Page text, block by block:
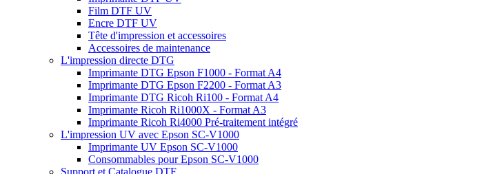
Film DTF UV
Encre DTF UV
Tête d'impression et accessoires
Accessoires de maintenance
L'impression directe DTG
Imprimante DTG Epson F1000 - Format A4
Imprimante DTG Epson F2200 - Format A3
Imprimante DTG Ricoh Ri100 - Format A4
Imprimante Ricoh Ri1000X - Format A3
Imprimante Ricoh Ri4000 Pré-traitement intégré
L'impression UV avec Epson SC-V1000
Imprimante UV Epson SC-V1000
Consommables pour Epson SC-V1000